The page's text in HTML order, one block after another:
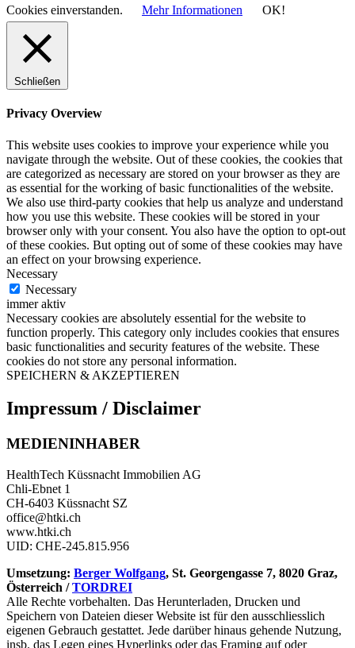
Cookies einverstanden.
Mehr Informationen OK!
Schließen
Privacy Overview
This website uses cookies to improve your experience while you
navigate through the website. Out of these cookies, the cookies that
are categorized as necessary are stored on your browser as they are
as essential for the working of basic functionalities of the website.
We also use third-party cookies that help us analyze and understand
how you use this website. These cookies will be stored in your
browser only with your consent. You also have the option to opt-out
of these cookies. But opting out of some of these cookies may have
an effect on your browsing experience.
Necessary
Necessary
immer aktiv
Necessary cookies are absolutely essential for the website to
function properly. This category only includes cookies that ensures
basic functionalities and security features of the website. These
cookies do not store any personal information.
SPEICHERN & AKZEPTIEREN
Impressum / Disclaimer
MEDIENINHABER
HealthTech Küssnacht Immobilien AG
Chli-Ebnet 1
CH-6403 Küssnacht SZ
office@htki.ch
www.htki.ch
UID: CHE-245.815.956
Umsetzung: Berger Wolfgang, St. Georgengasse 7, 8020 Graz,
Österreich /TORDREI
Alle Rechte vorbehalten. Das Herunterladen, Drucken und
Speichern von Dateien dieser Website ist für den ausschliesslich
eigenen Gebrauch gestattet. Jede darüber hinaus gehende Nutzung,
insb. das Legen eines Hyperlinks oder das Framing auf oder